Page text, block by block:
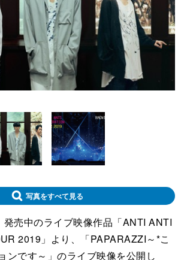
写真をすべて見る
売中のライブ映像作品「ANTI ANTI
2019」より、「PAPARAZZI～*こ
ンです～」のライブ映像を公開し